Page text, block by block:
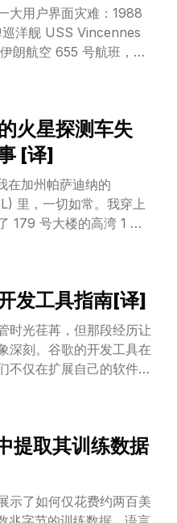
大用户界面灾难：1988
洋舰 USS Vincennes
朗航空 655 号航班，机
火星探测车失
[译]
在加州帕萨迪纳的
里，一切如常。我穿上
179 号大楼的高湾 1 气
务 Ranger 系列以来，
州卡纳维拉尔角发射
一同踏上旅程，只剩下
发工具指南[译]
时光荏苒，但那段经历让
深刻。谷歌的开发工具在
不仅在扩展自己的软件系
效软件开发方面颇有建
的软件工程》]
Engineering-
。）
提取其训练数据
示了如何仅花费约两百美